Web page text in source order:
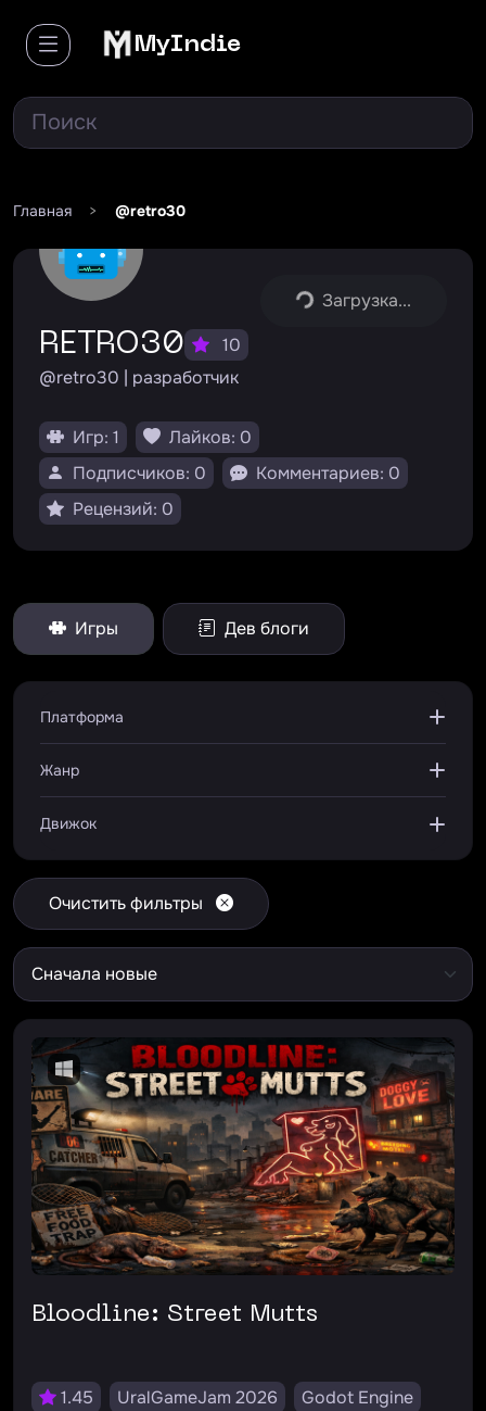
MyIndie
Главная > @retro30
Загрузка...
RETRO30
10
@retro30 | разработчик
Игр: 1
Лайков: 0
Подписчиков: 0
Комментариев: 0
Рецензий: 0
Игры Дев блоги
Платформа
Жанр
Движок
Очистить фильтры
Bloodline: Street Mutts
1.45 UralGameJam 2026
Godot Engine